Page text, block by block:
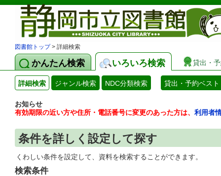
図書館トップ> 詳細検索
かんたん検索 いろいろ検索 貸出・
詳細検索 ジャンル検索 NDC分類検索 貸出・予約ベスト
お知らせ
有効期限の近い方や住所・電話番号に変更のあった方は、 利用者
条件を詳しく設定して探す
くわしい条件を設定して、資料を検索することができます。
検索条件